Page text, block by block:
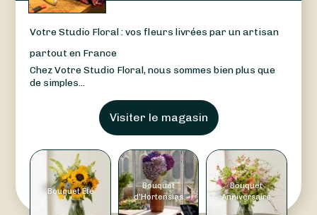
Votre Studio Floral : vos fleurs livrées par un artisan
partout en France
Chez Votre Studio Floral, nous sommes bien plus que
de simples...
Visiter le magasin
Bouquet Été
Bouquet
d'Hortensias
Bouquet
Anniversaire